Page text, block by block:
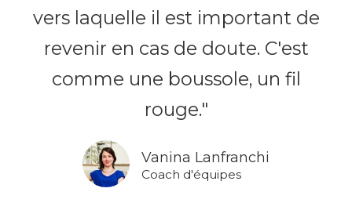
vers laquelle il est important de
revenir en cas de doute. C'est
comme une boussole, un fil
rouge."
Vanina Lanfranchi
Coach d'équipes